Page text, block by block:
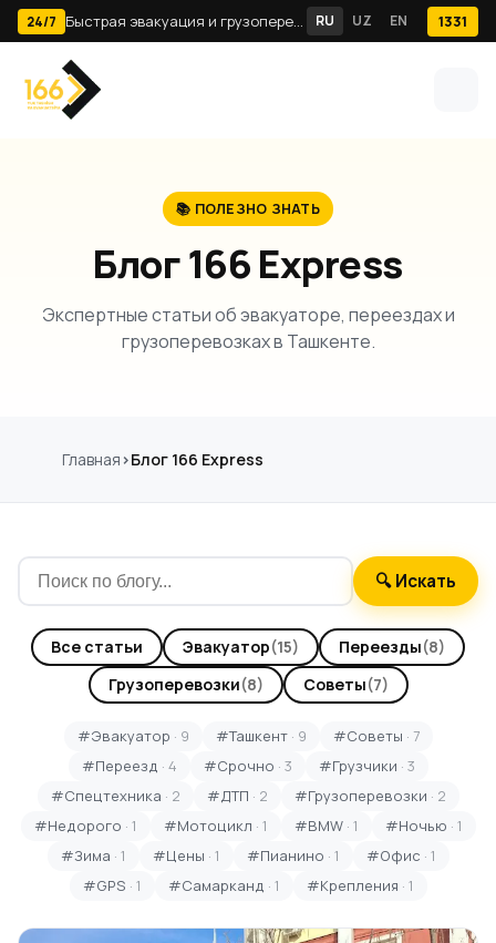
24/7 Быстрая эвакуация и грузоперевозки по Ташкенту · 24/7 RU UZ EN 1331
📚 ПОЛЕЗНО ЗНАТЬ
Блог 166 Express
Экспертные статьи об эвакуаторе, переездах и
грузоперевозках в Ташкенте.
Главная Блог 166 Express
🔍 Искать
Все статьи Эвакуатор(15) Переезды(8)
Грузоперевозки(8) Советы(7)
#Эвакуатор · 9 #Ташкент · 9 #Советы · 7
#Переезд · 4 #Срочно · 3 #Грузчики · 3
#Спецтехника · 2 #ДТП · 2 #Грузоперевозки · 2
#Недорого · 1 #Мотоцикл · 1 #BMW · 1 #Ночью · 1
#Зима · 1 #Цены · 1 #Пианино · 1 #Офис · 1
#GPS · 1 #Самарканд · 1 #Крепления · 1